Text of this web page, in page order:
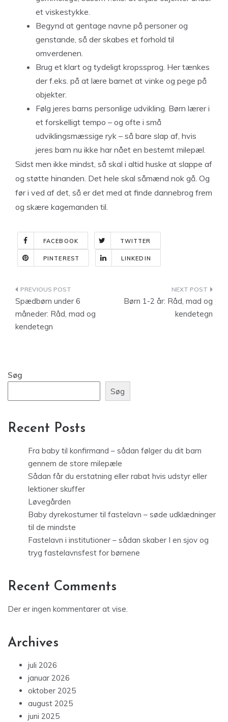
et viskestykke.
Begynd at gentage navne på personer og
genstande, så der skabes et forhold til
omverdenen.
Brug et klart og tydeligt kropssprog. Her tænkes
der f.eks. på at lære barnet at vinke og pege på
objekter.
Følg jeres barns personlige udvikling. Børn lærer i
et forskelligt tempo – og ofte i små
udviklingsmæssige ryk – så bare slap af, hvis
jeres barn nu ikke har nået en bestemt milepæl.
Sidst men ikke mindst, så skal i altid huske at slappe af
og støtte hinanden. Det hele skal såmænd nok gå. Og
før i ved af det, så er det med at finde dannebrog frem
og skære kagemanden til.
FACEBOOK TWITTER
PINTEREST LINKEDIN
Indlægsnavigation
Spædbørn under 6
måneder: Råd, mad og
kendetegn
Børn 1-2 år: Råd, mad og
kendetegn
Søg
Søg
Recent Posts
Fra baby til konfirmand – sådan følger du dit barn
gennem de store milepæle
Sådan får du erstatning eller rabat hvis udstyr eller
lektioner skuffer
Løvegården
Baby dyrekostumer til fastelavn – søde udklædninger
til de mindste
Fastelavn i institutioner – sådan skaber I en sjov og
tryg fastelavnsfest for børnene
Recent Comments
Der er ingen kommentarer at vise.
Archives
juli 2026
januar 2026
oktober 2025
august 2025
juni 2025